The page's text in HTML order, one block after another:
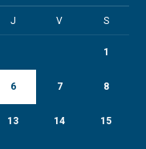
J V S
1
6 7 8
13 14 15